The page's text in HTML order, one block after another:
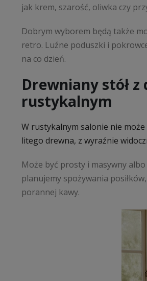
jak krem, szarość, oliwka czy
Dobrym wyborem będą także
retro. Luźne poduszki i
na co dzień.
Drewniany stół
rustykalnym
W rustykalnym salonie nie może
litego drewna, z wyraźnie
Może być prosty i masywny
planujemy spożywania
porannej kawy.